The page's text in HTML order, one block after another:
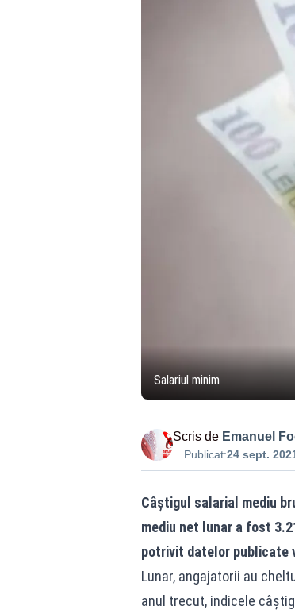
Salariul minim
Scris de Emanuel
Publicat:24 sept.
Câștigul salarial mediu
mediu net lunar a fost
potrivit datelor publicate
Lunar, angajatorii au
anul trecut, indicele